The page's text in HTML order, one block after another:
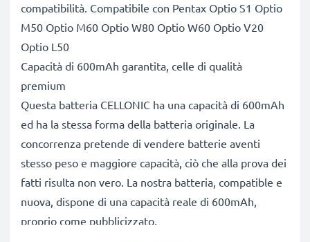
compatibilità. Compatibile con Pentax Optio S1 Optio
M50 Optio M60 Optio W80 Optio W60 Optio V20
Optio L50
Capacità di 600mAh garantita, celle di qualità
premium
Questa batteria CELLONIC ha una capacità di 600mAh
ed ha la stessa forma della batteria originale. La
concorrenza pretende di vendere batterie aventi
stesso peso e maggiore capacità, ciò che alla prova dei
fatti risulta non vero. La nostra batteria, compatible e
nuova, dispone di una capacità reale di 600mAh,
proprio come pubblicizzato.